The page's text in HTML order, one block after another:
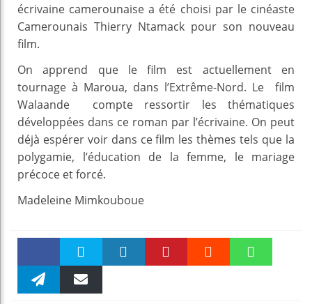
écrivaine camerounaise a été choisi par le cinéaste
Camerounais Thierry Ntamack pour son nouveau
film.
On apprend que le film est actuellement en
tournage à Maroua, dans l’Extrême-Nord. Le film
Walaande compte ressortir les thématiques
développées dans ce roman par l’écrivaine. On peut
déjà espérer voir dans ce film les thèmes tels que la
polygamie, l’éducation de la femme, le mariage
précoce et forcé.
Madeleine Mimkouboue
Faceboo Twitter